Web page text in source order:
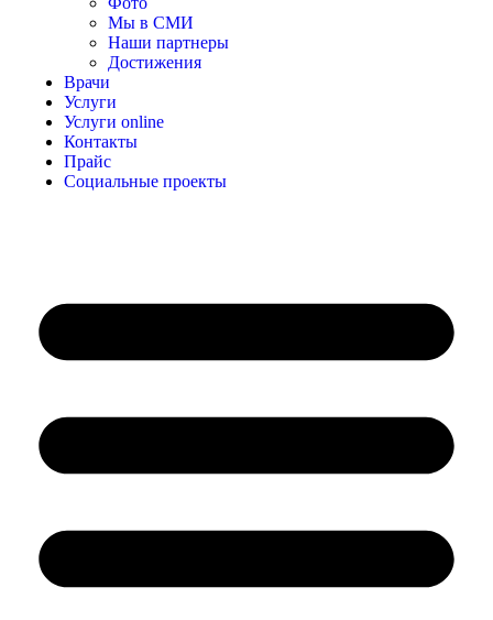
Мы в СМИ
Наши партнеры
Достижения
Врачи
Услуги
Услуги online
Контакты
Прайс
Социальные проекты